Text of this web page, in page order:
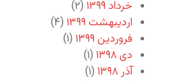
خرداد ۱۳۹۹
(۲)
اردیبهشت ۱۳۹۹
(۴)
فروردین ۱۳۹۹
(۱)
دی ۱۳۹۸
(۱)
آذر ۱۳۹۸
(۱)